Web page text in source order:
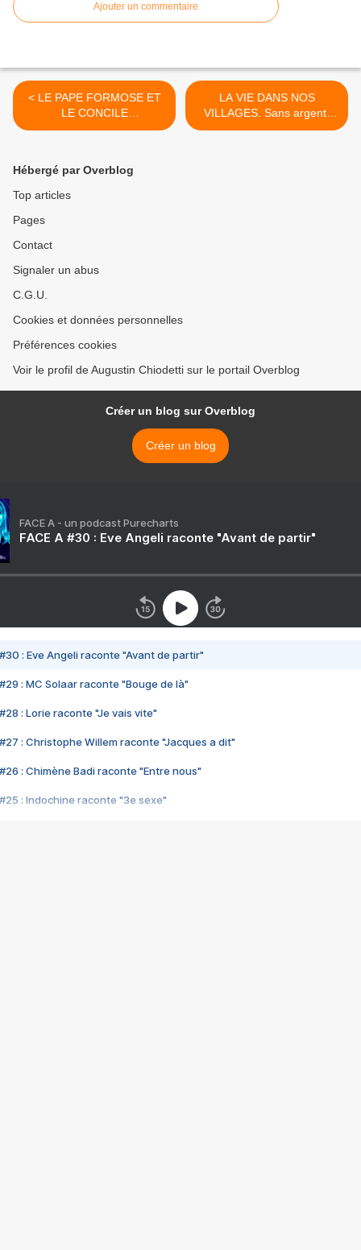
Ajouter un commentaire
< LE PAPE FORMOSE ET
LE CONCILE
CADAVÉRIQUE.
LA VIE DANS NOS
VILLAGES. Sans argent,
sans écrans. >
Hébergé par Overblog
Top articles
Pages
Contact
Signaler un abus
C.G.U.
Cookies et données personnelles
Préférences cookies
Voir le profil de Augustin Chiodetti sur le portail Overblog
Créer un blog sur Overblog
Créer un blog
FACE A - un podcast Purecharts
FACE A #30 : Eve Angeli raconte "Avant de partir"
#30 : Eve Angeli raconte "Avant de partir"
#29 : MC Solaar raconte "Bouge de là"
#28 : Lorie raconte "Je vais vite"
#27 : Christophe Willem raconte "Jacques a dit"
#26 : Chimène Badi raconte "Entre nous"
#25 : Indochine raconte "3e sexe"